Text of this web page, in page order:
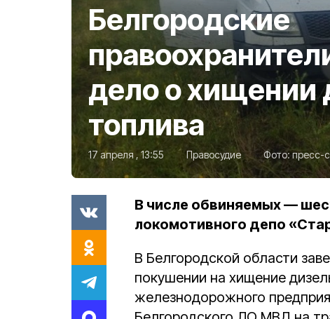
Белгородские
дело о хищении
топлива
17 апреля , 13:55 Правосудие Фото:пресс-
В числе обвиняемых —
локомотивного депо
В Белгородской области
покушении на хищение
железнодорожного